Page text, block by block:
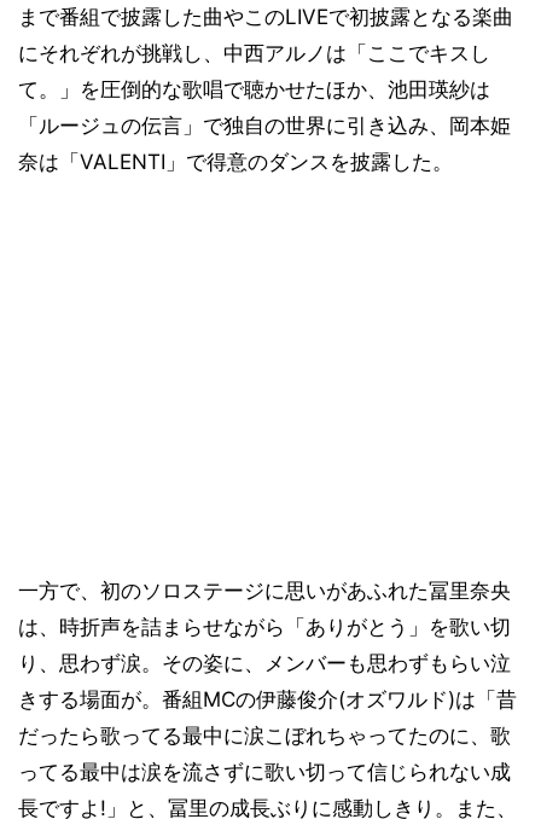
まで番組で披露した曲やこのLIVEで初披露となる楽曲
にそれぞれが挑戦し、中西アルノは「ここでキスし
て。」を圧倒的な歌唱で聴かせたほか、池田瑛紗は
「ルージュの伝言」で独自の世界に引き込み、岡本姫
奈は「VALENTI」で得意のダンスを披露した。
一方で、初のソロステージに思いがあふれた冨里奈央
は、時折声を詰まらせながら「ありがとう」を歌い切
り、思わず涙。その姿に、メンバーも思わずもらい泣
きする場面が。番組MCの伊藤俊介(オズワルド)は「昔
だったら歌ってる最中に涙こぼれちゃってたのに、歌
ってる最中は涙を流さずに歌い切って信じられない成
長ですよ!」と、冨里の成長ぶりに感動しきり。また、